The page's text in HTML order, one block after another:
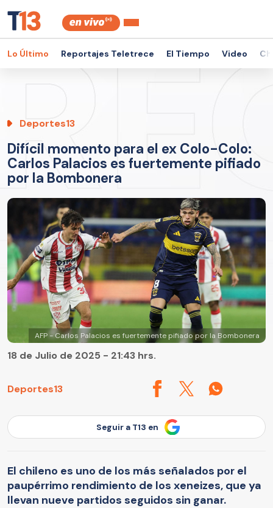
Lo Último Reportajes Teletrece El Tiempo Video
Deportes13
Difícil momento para el ex Colo-Colo:
Carlos Palacios es fuertemente pifiado
por la Bombonera
AFP - Carlos Palacios es fuertemente pifiado por la Bombonera
Deportes13
18 de Julio de 2025 - 21:43 hrs.
Seguir a T13 en
El chileno es uno de los más señalados por el
paupérrimo rendimiento de los xeneizes, que ya
llevan nueve partidos seguidos sin ganar.